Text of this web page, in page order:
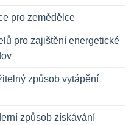
pro zemědělce
pro zajištění energetické
způsob vytápění
způsob získávání